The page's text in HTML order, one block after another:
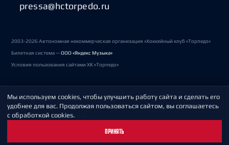
pressa@hctorpedo.ru
2003-2026 Автономная некоммерческая организация «Хоккейный клуб «Торпедо»
Билетная система —ООО «Яндекс Музыка»
Условия пользования сайтами ХК «Торпедо»
Политика обработки персональных данных
Пользовательское соглашение
Мы используем cookies, чтобы улучшить работу сайта и сделать его
удобнее для вас. Продолжая пользоваться сайтом, вы соглашаетесь
с обработкой cookies.
ПРИНЯТЬ